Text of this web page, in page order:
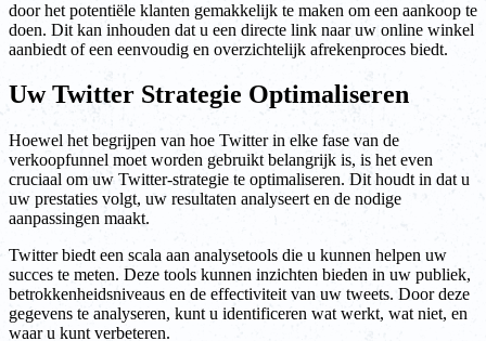
door het potentiële klanten gemakkelijk te maken om een aankoop te
doen. Dit kan inhouden dat u een directe link naar uw online winkel
aanbiedt of een eenvoudig en overzichtelijk afrekenproces biedt.
Uw Twitter Strategie Optimaliseren
Hoewel het begrijpen van hoe Twitter in elke fase van de
verkoopfunnel moet worden gebruikt belangrijk is, is het even
cruciaal om uw Twitter-strategie te optimaliseren. Dit houdt in dat u
uw prestaties volgt, uw resultaten analyseert en de nodige
aanpassingen maakt.
Twitter biedt een scala aan analysetools die u kunnen helpen uw
succes te meten. Deze tools kunnen inzichten bieden in uw publiek,
betrokkenheidsniveaus en de effectiviteit van uw tweets. Door deze
gegevens te analyseren, kunt u identificeren wat werkt, wat niet, en
waar u kunt verbeteren.